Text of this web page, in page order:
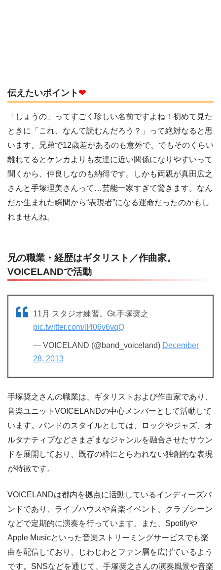
伝えたいポイント ❤
「しょうの」ってすごく珍しい名前ですよね！初めて見た
ときに「これ、なんて読むんだろう？」って絶対なると思
います。兄弟で12歳差があるのも意外で、でもそのくらい
離れてるとケンカよりも友達に近い関係になりやすいって
聞くから、仲良しなのも納得です。しかも両親が真田広之
さんと手塚理美さんって…芸能一家すぎて驚きます。なん
だか生まれた瞬間から“表現者”になる運命だったのかもし
れませんね。
兄の職業・経歴はギタリスト／作曲家。
VOICELANDで活動
11月 スタジオ練習。Gt.手塚奨之
pic.twitter.com/lI406v6vqQ
— VOICELAND (@band_voiceland) December
28, 2013
手塚奨之さんの職業は、ギタリストおよび作曲家であり、
音楽ユニットVOICELANDの中心メンバーとして活動して
います。バンドのスタイルとしては、ロックやジャズ、オ
ルタナティブなどさまざまなジャンルを融合させたサウン
ドを展開しており、既存の枠にとらわれない独創的な表現
が特徴です。
VOICELANDは都内を拠点に活動しているインディーズバ
ンドであり、ライブハウスや音楽イベント、クラブシーン
などで定期的に演奏を行っています。また、Spotifyや
Apple Musicといった音楽ストリーミングサービスでも楽
曲を配信しており、じわじわとファン層を広げているよう
です。SNSなどを通じて、手塚奨之さんの演奏風景や音楽